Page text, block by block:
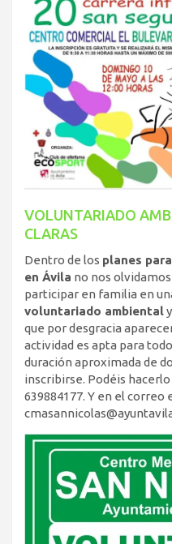
VOLUNTARIADO
CLARAS
Dentro de los planes
en Ávila no nos
participar en familia en
voluntariado ambiental
que por desgracia
actividad es apta para
duración aproximada de
inscribirse. Podéis
639884177. Y en el correo